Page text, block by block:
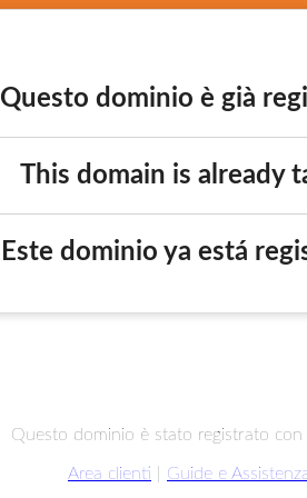
Questo dominio è già
This domain is already
Este dominio ya está
Questo dominio è stato registrato con
Area clienti Guide e